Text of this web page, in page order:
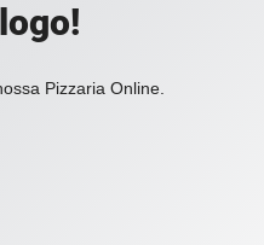
Pizzaria Online.